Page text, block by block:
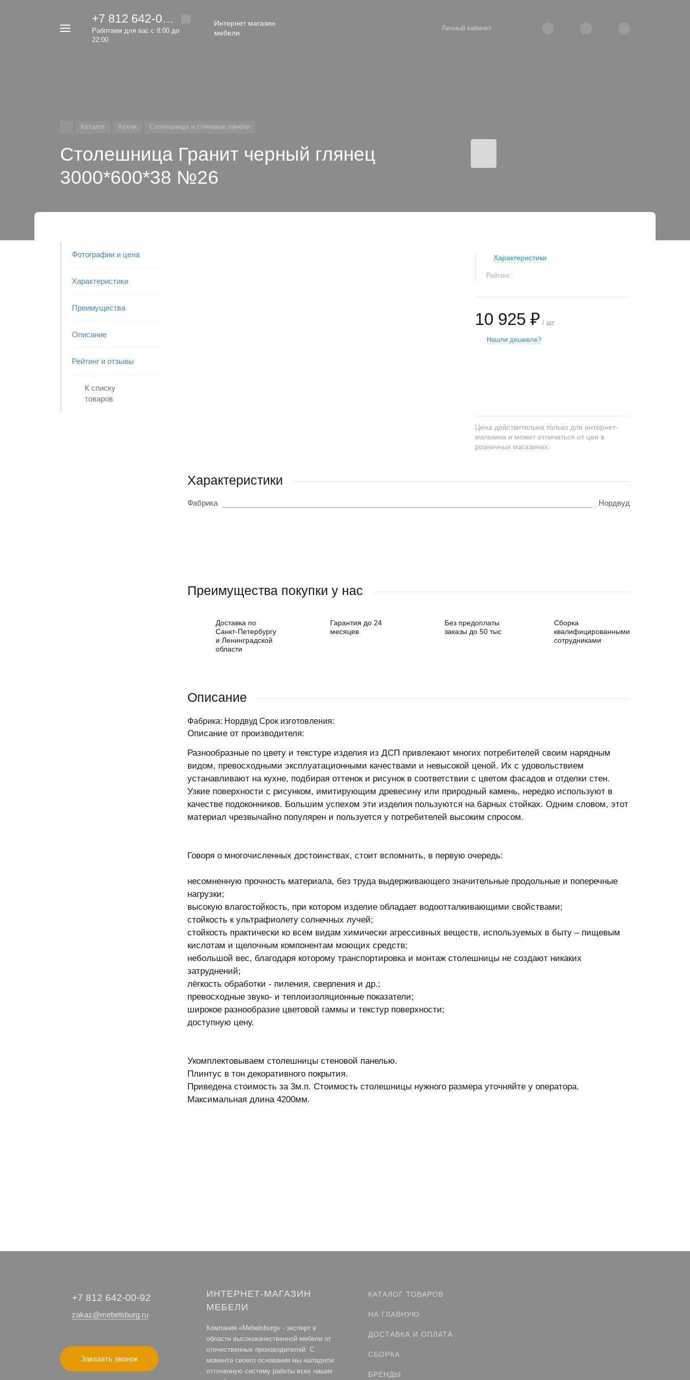
+7 812 642-00-92
Работаем для вас с 8:00 до
22:00
Интернет магазин
мебели
Личный кабинет
Каталог Кухни Столешницы и стеновые панели
Столешница Гранит черный глянец
3000*600*38 №26
Фотографии и цена
Характеристики
Преимущества
Описание
Рейтинг и отзывы
К списку
товаров
Характеристики
Рейтинг:
10 925 ₽ / шт
Нашли дешевле?
Цена действительна только для интернет-
магазина и может отличаться от цен в
розничных магазинах.
Характеристики
Фабрика Нордвуд
Преимущества покупки у нас
Доставка по
Санкт-Петербургу
и Ленинградской
области
Гарантия до 24
месяцев
Без предоплаты
заказы до 50 тыс
Сборка
квалифицированными
сотрудниками
Описание
Фабрика: Нордвуд Срок изготовления:
Описание от производителя:
Разнообразные по цвету и текстуре изделия из ДСП привлекают многих потребителей своим нарядным
видом, превосходными эксплуатационными качествами и невысокой ценой. Их с удовольствием
устанавливают на кухне, подбирая оттенок и рисунок в соответствии с цветом фасадов и отделки стен.
Узкие поверхности с рисунком, имитирующим древесину или природный камень, нередко используют в
качестве подоконников. Большим успехом эти изделия пользуются на барных стойках. Одним словом, этот
материал чрезвычайно популярен и пользуется у потребителей высоким спросом.
Говоря о многочисленных достоинствах, стоит вспомнить, в первую очередь:
несомненную прочность материала, без труда выдерживающего значительные продольные и поперечные
нагрузки;
высокую влагостойкость, при котором изделие обладает водоотталкивающими свойствами;
стойкость к ультрафиолету солнечных лучей;
стойкость практически ко всем видам химически агрессивных веществ, используемых в быту – пищевым
кислотам и щелочным компонентам моющих средств;
небольшой вес, благодаря которому транспортировка и монтаж столешницы не создают никаких
затруднений;
лёгкость обработки - пиления, сверления и др.;
превосходные звуко- и теплоизоляционные показатели;
широкое разнообразие цветовой гаммы и текстур поверхности;
доступную цену.
Укомплектовываем столешницы стеновой панелью.
Плинтус в тон декоративного покрытия.
Приведена стоимость за 3м.п. Стоимость столешницы нужного размера уточняйте у оператора.
Максимальная длина 4200мм.
+7 812 642-00-92
zakaz@mebelsburg.ru
Заказать звонок
ИНТЕРНЕТ-МАГАЗИН
МЕБЕЛИ
Компания «Mebelsburg» - эксперт в
области высококачественной мебели от
отечественных производителей. С
момента своего основания мы наладили
отточенную систему работы всех наших
КАТАЛОГ ТОВАРОВ
НА ГЛАВНУЮ
ДОСТАВКА И ОПЛАТА
СБОРКА
БРЕНДЫ